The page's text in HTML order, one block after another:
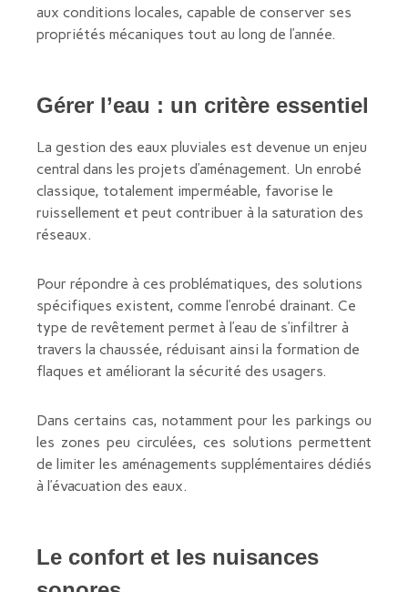
aux conditions locales, capable de conserver ses
propriétés mécaniques tout au long de l’année.
Gérer l’eau : un critère essentiel
La gestion des eaux pluviales est devenue un enjeu
central dans les projets d’aménagement. Un enrobé
classique, totalement imperméable, favorise le
ruissellement et peut contribuer à la saturation des
réseaux.
Pour répondre à ces problématiques, des solutions
spécifiques existent, comme l’enrobé drainant. Ce
type de revêtement permet à l’eau de s’infiltrer à
travers la chaussée, réduisant ainsi la formation de
flaques et améliorant la sécurité des usagers.
Dans certains cas, notamment pour les parkings ou
les zones peu circulées, ces solutions permettent
de limiter les aménagements supplémentaires dédiés
à l’évacuation des eaux.
Le confort et les nuisances